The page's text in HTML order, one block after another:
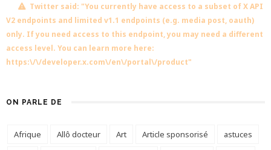
Twitter said: "You currently have access to a subset of X API
V2 endpoints and limited v1.1 endpoints (e.g. media post, oauth)
only. If you need access to this endpoint, you may need a different
access level. You can learn more here:
https:\/\/developer.x.com\/en\/portal\/product"
ON PARLE DE
Afrique Allô docteur Art Article sponsorisé
astuces